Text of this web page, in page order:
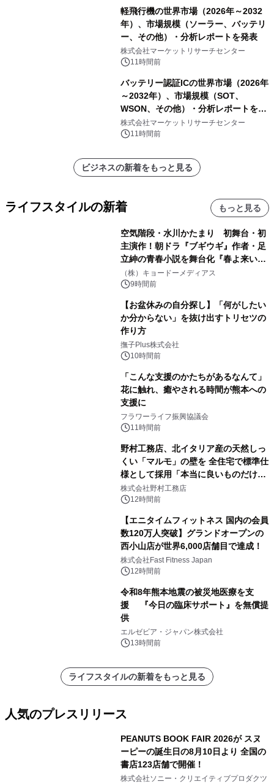
軽飛行機の世界市場（2026年～2032
年）、市場規模（ソーラー、バッテリ
ー、その他）・分析レポートを発表
株式会社マーケットリサーチセンター
11時間前
バッテリー認証ICの世界市場（2026年
～2032年）、市場規模（SOT、
WSON、その他）・分析レポートを発
表
株式会社マーケットリサーチセンター
11時間前
ビジネスの新着をもっと見る
ライフスタイルの新着 もっと見る
空気階段・水川かたまり 初舞台・初
主演作！朝ドラ『ブギウギ』作者・足
立紳の青春小説を舞台化『春よ来い、
マジで来い』キービジュアル解禁！
（株）キョードーメディアス
9時間前
【お盆休みの自分探し】「何がしたい
か分からない」を抜け出すトリセツの
作り方
撫子Plus株式会社
10時間前
「こんな支援のかたちがあるなんて」
花に触れ、癒やされる時間が熊本への
支援に
フラワーライフ振興協議会
11時間前
野村工務店、北イタリア産の天然しっ
くい「マルモ」の壁を 全住宅で標準仕
様として採用「本当に良いものだけに
こだわる」
株式会社野村工務店
12時間前
【エニタイムフィットネス 国内の会員
数120万人突破】グランドオープンの
西小山店が世界6,000店舗目で達成！
株式会社Fast Fitness Japan
12時間前
令和8年熊本地震の被災地医療を支
援 『今日の臨床サポート』を無償提
供
エルゼビア・ジャパン株式会社
13時間前
ライフスタイルの新着をもっと見る
人気のプレスリリース
PEANUTS BOOK FAIR 2026が スヌ
ーピーの誕生日の8月10日より 全国の
書店123店舗で開催！
株式会社ソニー・クリエイティブプロダクツ